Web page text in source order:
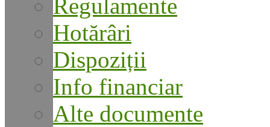
Regulamente
Hotărâri
Dispoziții
Info financiar
Alte documente